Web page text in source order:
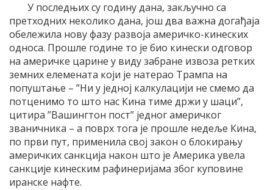
У последњих су годину дана, закључно са
претходних неколико дана, још два важна догађаја
обележила нову фазу развоја америчко-кинеских
односа. Прошле године то је био кинески одговор
на америчке царине у виду забране извоза ретких
земних елемената који је натерао Трампа на
попуштање – ”Ни у једној калкулацији не смемо да
потценимо то што нас Кина тиме држи у шаци”,
цитира ”Вашингтон пост” једног америчког
званичника – а поврх тога је прошле недеље Кина,
по први пут, применила свој закон о блокирању
америчких санкција након што је Америка увела
санкције кинеским рафинеријама због куповине
иранске нафте.